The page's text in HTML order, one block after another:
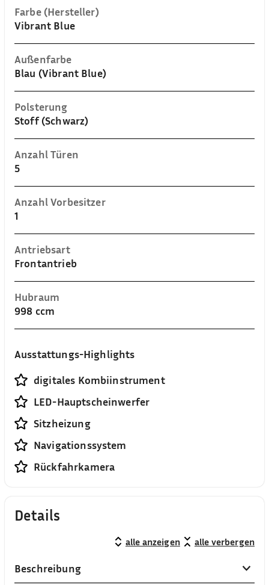
Farbe (Hersteller)
Vibrant Blue
Außenfarbe
Blau (Vibrant Blue)
Polsterung
Stoff (Schwarz)
Anzahl Türen
5
Anzahl Vorbesitzer
1
Antriebsart
Frontantrieb
Hubraum
998 ccm
Ausstattungs-Highlights
digitales Kombiinstrument
LED-Hauptscheinwerfer
Sitzheizung
Navigationssystem
Rückfahrkamera
Details
alle anzeigen alle verbergen
Beschreibung